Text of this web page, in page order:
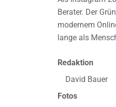
Berater. Der
modernem
lange als
Redaktion
David Bauer
Fotos